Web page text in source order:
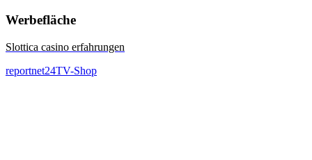
Werbefläche
Slottica casino erfahrungen
reportnet24TV-Shop